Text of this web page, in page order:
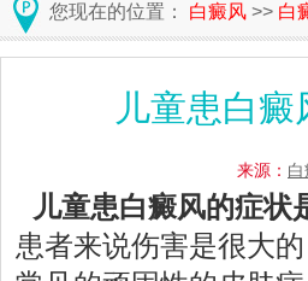
您现在的位置： 白癜风 >> 白
儿童患白
来源：
儿童患白癜风的症状
患者来说伤害是很大